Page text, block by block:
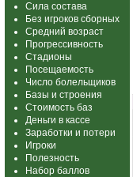
Сила состава
Без игроков сборных
Средний возраст
Прогрессивность
Стадионы
Посещаемость
Число болельщиков
Базы и строения
Стоимость баз
Деньги в кассе
Заработки и потери
Игроки
Полезность
Набор баллов